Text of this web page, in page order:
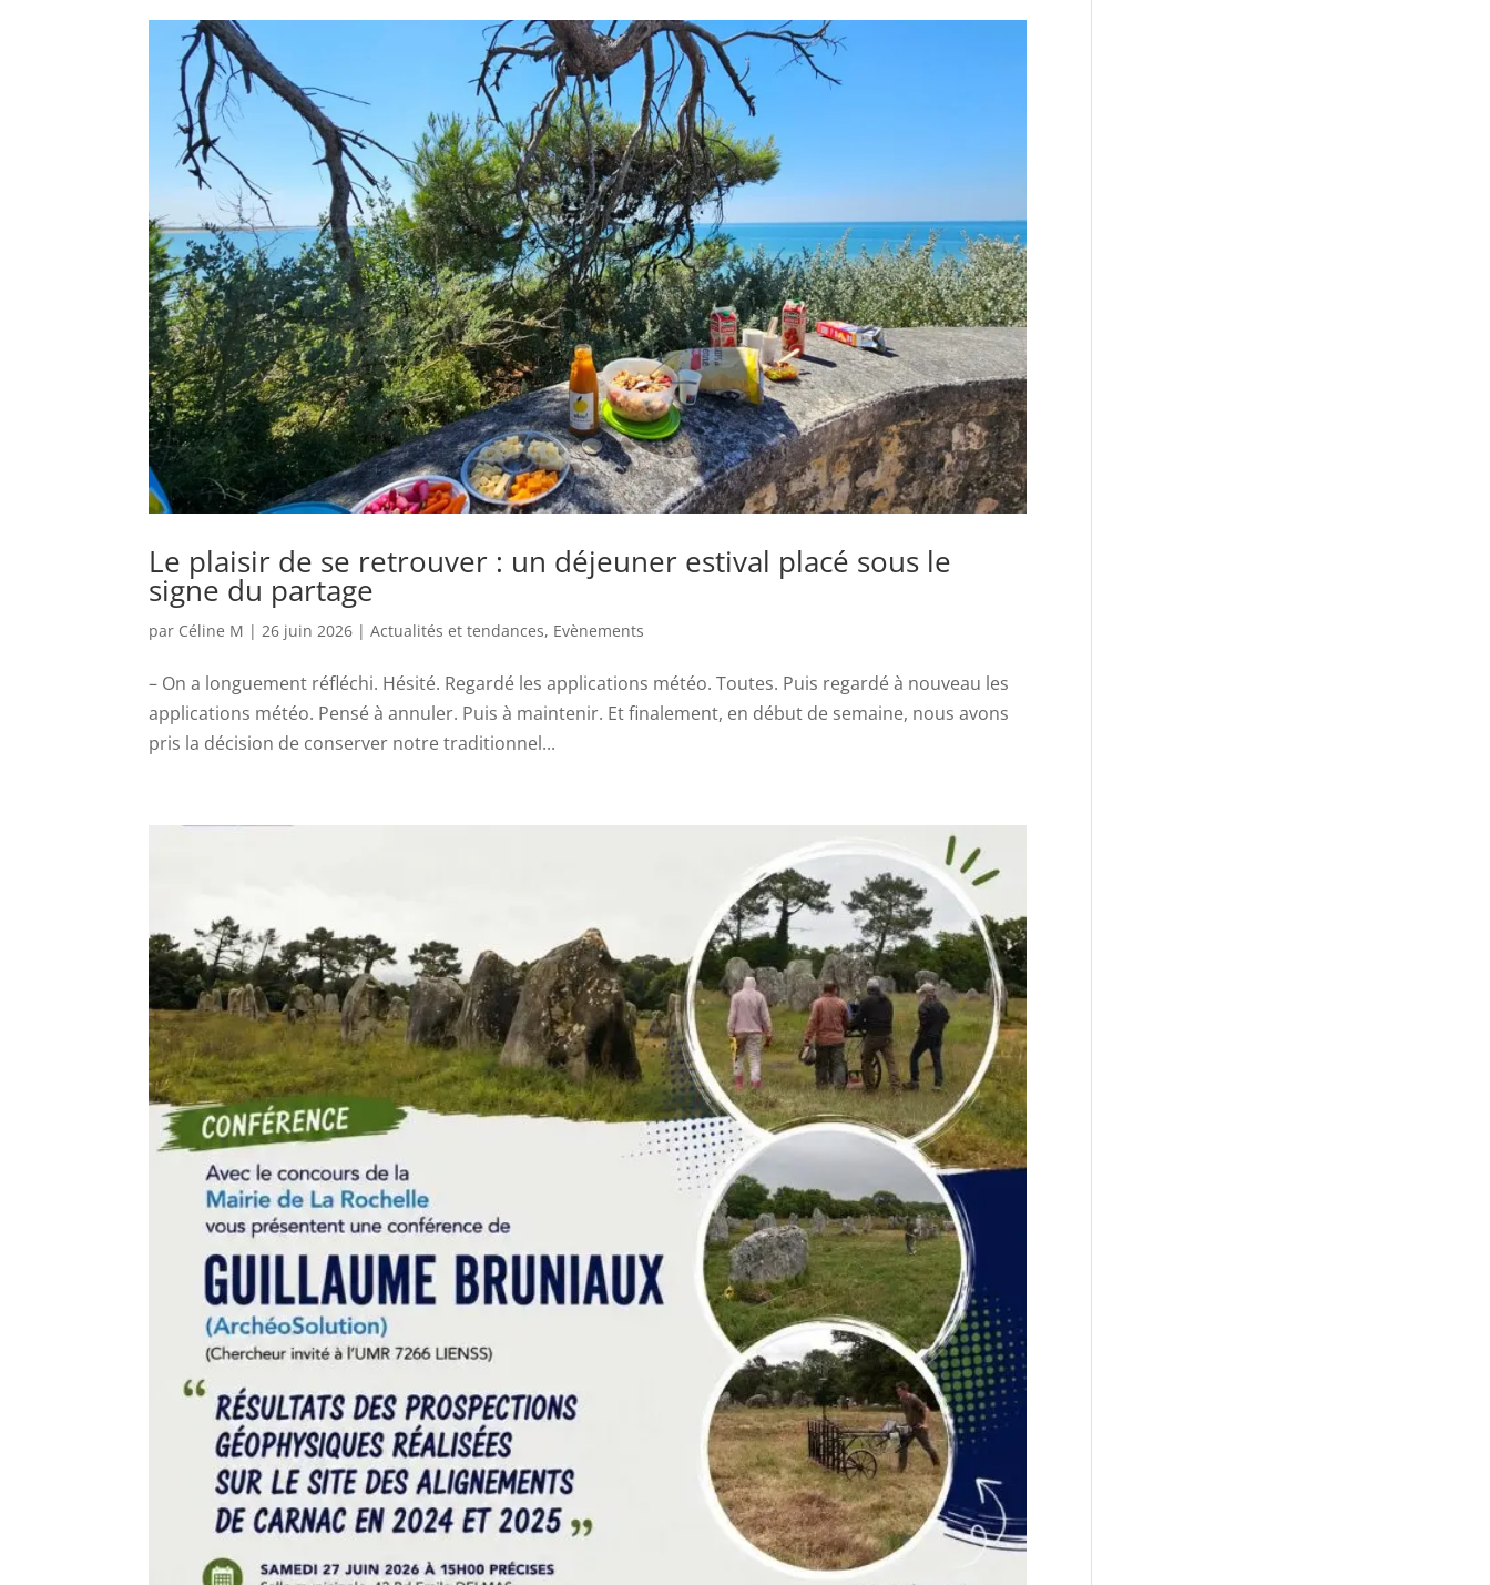
Le plaisir de se retrouver : un déjeuner estival placé sous le
signe du partage
par Céline M | 26 juin 2026 |Actualités et tendances, Evènements
– On a longuement réfléchi. Hésité. Regardé les applications météo. Toutes. Puis regardé à nouveau les
applications météo. Pensé à annuler. Puis à maintenir. Et finalement, en début de semaine, nous avons
pris la décision de conserver notre traditionnel...